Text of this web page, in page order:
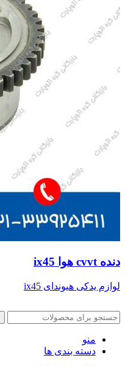
دنده cvvt هوا ix45
لوازم یدکی هیوندای ix45
منو
دسته بندی ها